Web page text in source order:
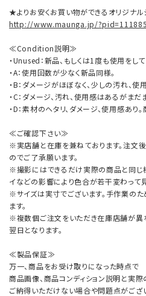
★よりお安くお買い物ができるオリジナル
http://www.maunga.jp/
≪Condition説明≫
・Unused：新品、もしくは1度も使用をして
・A：使用回数が少なく新品同様。
・B：ダメージがほぼなく、少しの汚れ、使
・C：ダメージ、汚れ、使用感はあるがまだ
・D：素材のヘタリ、ダメージ、使用感あり
≪ご確認下さい≫
※実店舗と在庫を兼ねております。注文
のでご了承願います。
※撮影にはできるだけ実際の商品と同じ
イなどの影響により色合が若干変わって
※サイズは実寸でございます。手作業の
ます。
※複数個ご注文をいただき在庫店舗が異
翌日となります。
≪製品保証≫
万一、商品をお受け取りになった時点で
商品画像、商品コンディション説明と実
ご納得いただけない場合や問題点がござ